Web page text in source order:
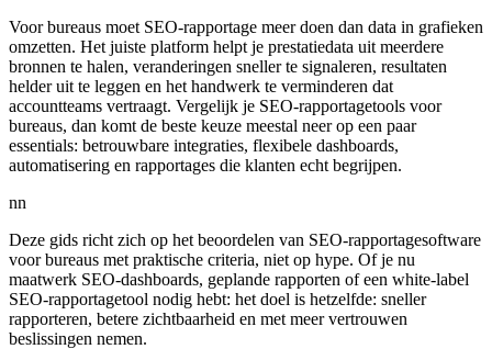
Voor bureaus moet SEO-rapportage meer doen dan data in grafieken
omzetten. Het juiste platform helpt je prestatiedata uit meerdere
bronnen te halen, veranderingen sneller te signaleren, resultaten
helder uit te leggen en het handwerk te verminderen dat
accountteams vertraagt. Vergelijk je SEO-rapportagetools voor
bureaus, dan komt de beste keuze meestal neer op een paar
essentials: betrouwbare integraties, flexibele dashboards,
automatisering en rapportages die klanten echt begrijpen.
nn
Deze gids richt zich op het beoordelen van SEO-rapportagesoftware
voor bureaus met praktische criteria, niet op hype. Of je nu
maatwerk SEO-dashboards, geplande rapporten of een white-label
SEO-rapportagetool nodig hebt: het doel is hetzelfde: sneller
rapporteren, betere zichtbaarheid en met meer vertrouwen
beslissingen nemen.